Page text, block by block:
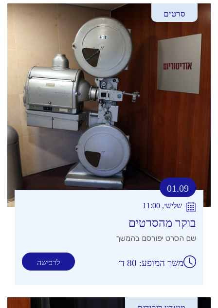
סרטים
01.09
שלישי, 11:00
בוקר מהסרטים
שם הסרט יפורסם בהמשך
לרכישה משך המופע: 80 ד׳